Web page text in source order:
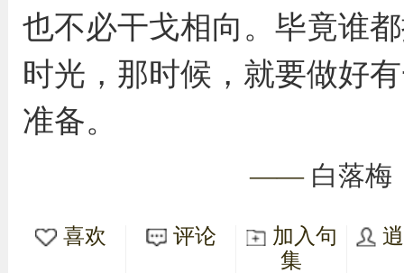
也不必干戈相向。毕竟谁
时光，那时候，就要做好
准备。
—— 白落梅
喜欢 评论
加入句
集